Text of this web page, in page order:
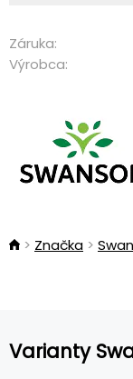
Záruka:
Výrobca:
Značka
Varianty